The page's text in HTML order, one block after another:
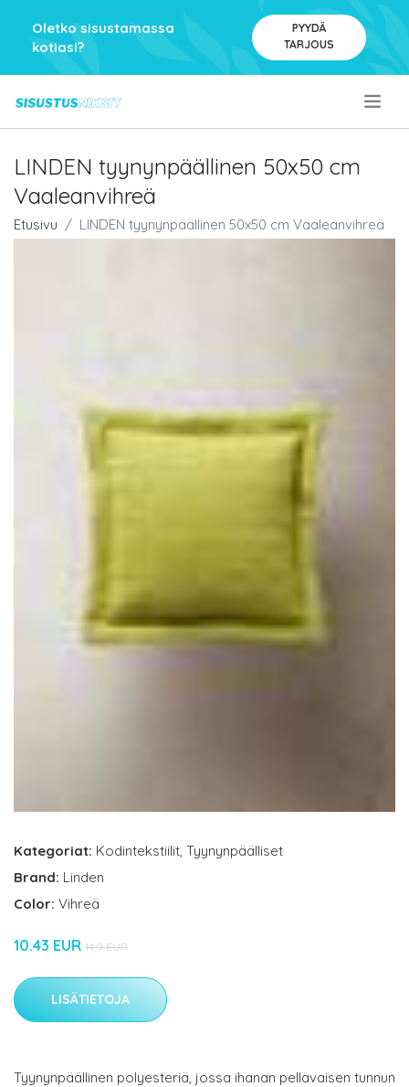
Oletko sisustamassa
kotiasi?
PYYDÄ
TARJOUS
LINDEN tyynynpäällinen 50x50 cm
Vaaleanvihreä
Etusivu LINDEN tyynynpäällinen 50x50 cm Vaaleanvihreä
Kategoriat: Kodintekstiilit, Tyynynpäälliset
Brand: Linden
Color: Vihreä
10.43 EUR 14.9 EUR
LISÄTIETOJA
Tyynynpäällinen polyesteriä, jossa ihanan pellavaisen tunnun